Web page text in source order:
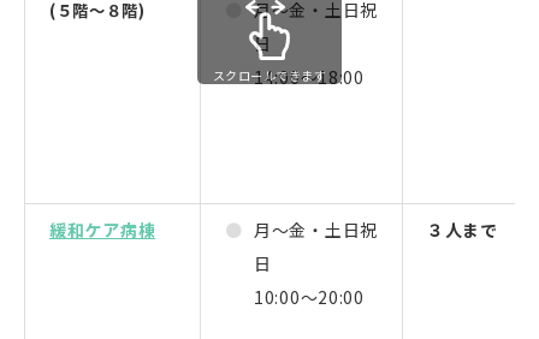
(５階～８階)
月～金・土日祝
日
14:00～18:00
緩和ケア病棟
月～金・土日祝
日
10:00～20:00
３人まで
スクロールできます